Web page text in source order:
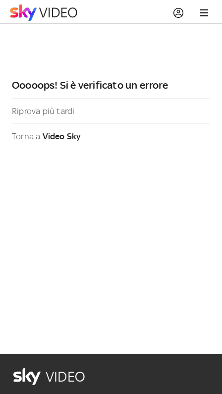
Ooooops! Si è verificato un errore
Riprova più tardi
Torna a Video Sky
VIDEO